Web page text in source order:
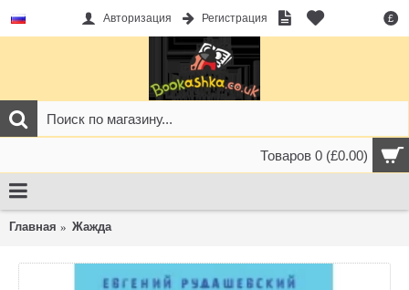
£
Авторизация Регистрация
Товаров 0 (£0.00)
Главная Жажда